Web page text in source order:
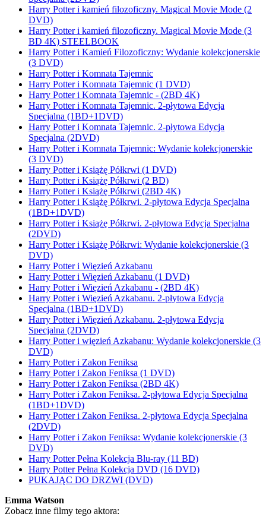
Harry Potter i kamień filozoficzny. Magical Movie Mode (2
DVD)
Harry Potter i kamień filozoficzny. Magical Movie Mode (3
BD 4K) STEELBOOK
Harry Potter i Kamień Filozoficzny: Wydanie kolekcjonerskie
(3 DVD)
Harry Potter i Komnata Tajemnic
Harry Potter i Komnata Tajemnic (1 DVD)
Harry Potter i Komnata Tajemnic - (2BD 4K)
Harry Potter i Komnata Tajemnic. 2-płytowa Edycja
Specjalna (1BD+1DVD)
Harry Potter i Komnata Tajemnic. 2-płytowa Edycja
Specjalna (2DVD)
Harry Potter i Komnata Tajemnic: Wydanie kolekcjonerskie
(3 DVD)
Harry Potter i Książę Półkrwi (1 DVD)
Harry Potter i Książę Półkrwi (2 BD)
Harry Potter i Książę Półkrwi (2BD 4K)
Harry Potter i Książę Półkrwi. 2-płytowa Edycja Specjalna
(1BD+1DVD)
Harry Potter i Książę Półkrwi. 2-płytowa Edycja Specjalna
(2DVD)
Harry Potter i Książę Półkrwi: Wydanie kolekcjonerskie (3
DVD)
Harry Potter i Więzień Azkabanu
Harry Potter i Więzień Azkabanu (1 DVD)
Harry Potter i Więzień Azkabanu - (2BD 4K)
Harry Potter i Więzień Azkabanu. 2-płytowa Edycja
Specjalna (1BD+1DVD)
Harry Potter i Więzień Azkabanu. 2-płytowa Edycja
Specjalna (2DVD)
Harry Potter i więzień Azkabanu: Wydanie kolekcjonerskie (3
DVD)
Harry Potter i Zakon Feniksa
Harry Potter i Zakon Feniksa (1 DVD)
Harry Potter i Zakon Feniksa (2BD 4K)
Harry Potter i Zakon Feniksa. 2-płytowa Edycja Specjalna
(1BD+1DVD)
Harry Potter i Zakon Feniksa. 2-płytowa Edycja Specjalna
(2DVD)
Harry Potter i Zakon Feniksa: Wydanie kolekcjonerskie (3
DVD)
Harry Potter Pełna Kolekcja Blu-ray (11 BD)
Harry Potter Pełna Kolekcja DVD (16 DVD)
PUKAJĄC DO DRZWI (DVD)
Emma Watson
Zobacz inne filmy tego aktora: